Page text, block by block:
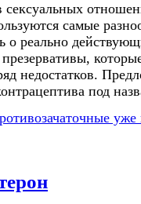
самые
о реально
недостатков.
под